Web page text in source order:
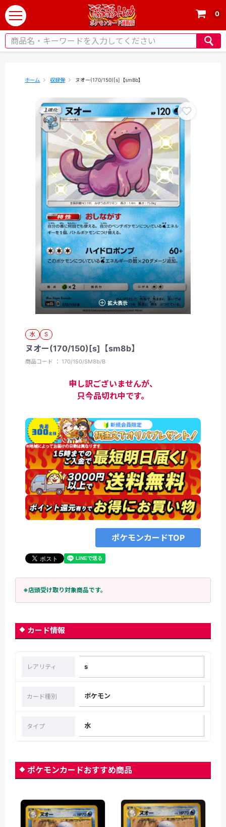
t
o
g
0
ホーム 収録弾 ヌオー(170/150)[s]【sm8b】
拡大表示
水 S
ヌオー(170/150)[s]【sm8b】
商品コード ： 170/150/SM8b/B
申し訳ございませんが、
只今品切れ中です。
ポケモンカードTOP
※店頭受け取り対象商品です。
カード情報
レアリティ s
カード種別 ポケモン
タイプ 水
ポケモンカードおすすめ商品